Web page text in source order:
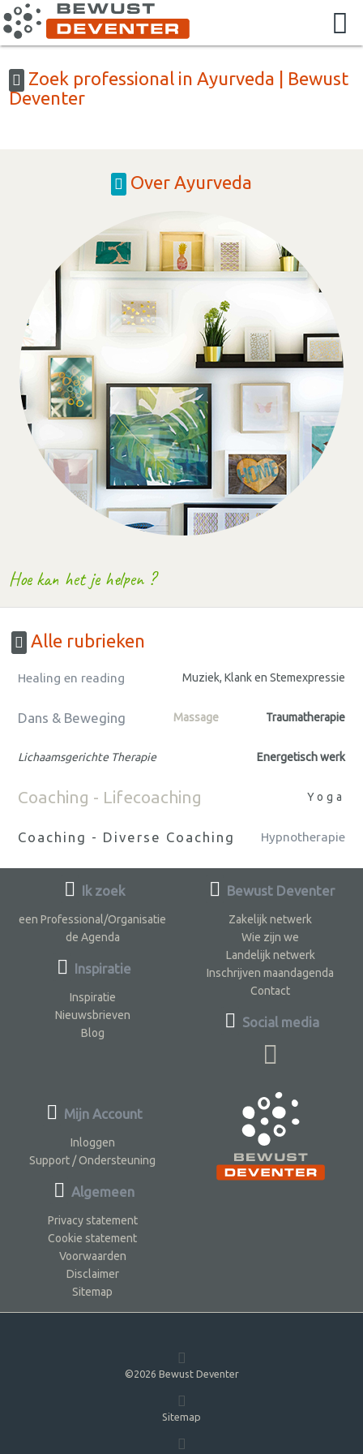
Zoek professional in Ayurveda | Bewust
Deventer
Over Ayurveda
Hoe kan het je helpen ?
Alle rubrieken
Healing en reading Muziek, Klank en Stemexpressie
Dans & Beweging Massage Traumatherapie
Lichaamsgerichte Therapie Energetisch werk
Coaching - Lifecoaching Yoga
Coaching - Diverse Coaching Hypnotherapie
Ik zoek
een Professional/Organisatie
de Agenda
Inspiratie
Inspiratie
Nieuwsbrieven
Blog
Bewust Deventer
Zakelijk netwerk
Wie zijn we
Landelijk netwerk
Inschrijven maandagenda
Contact
Social media
Mijn Account
Inloggen
Support / Ondersteuning
Algemeen
Privacy statement
Cookie statement
Voorwaarden
Disclaimer
Sitemap
©2026 Bewust Deventer
Sitemap